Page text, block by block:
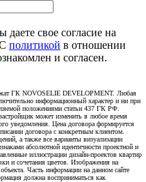
свое согласие на
политикой в отношении
и согласен.
ГК NOVOSELIE DEVELOPMENT. Любая
информационный характер и ни при
положениями статьи 437 ГК РФ.
может изменить в любое время
уведомления. Цена договора формируется
договора с конкретным клиентом.
а также все варианты визуализации
абсолютной идентичности проектной и
иллюстрации дизайн-проектов квартир
и сочетания цветов. Изображения на
Часть информации на данном сайте
должна восприниматься как